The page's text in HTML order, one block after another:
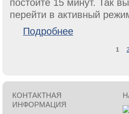
постойте 15 минут. Так
перейти в активный
Подробнее
1 2
КОНТАКТНАЯ
ИНФОРМАЦИЯ